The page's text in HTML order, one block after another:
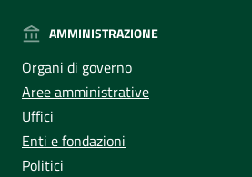
AMMINISTRAZIONE
Organi di governo
Aree amministrative
Uffici
Enti e fondazioni
Politici